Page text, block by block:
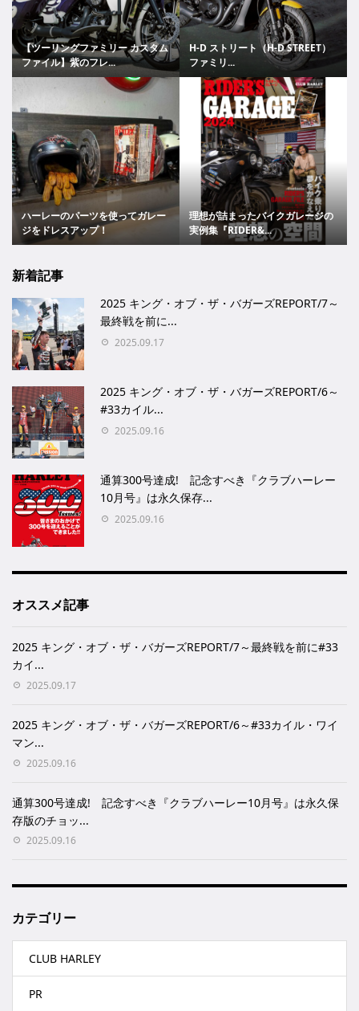
【ツーリングファミリー カスタム
ファイル】紫のフレ...
H-D ストリート（H-D STREET）
ファミリ...
ハーレーのパーツを使ってガレー
ジをドレスアップ！
理想が詰まったバイクガレージの
実例集『RIDER&...
新着記事
2025 キング・オブ・ザ・バガーズREPORT/7～
最終戦を前に...
2025.09.17
2025 キング・オブ・ザ・バガーズREPORT/6～
#33カイル...
2025.09.16
通算300号達成! 記念すべき『クラブハーレー
10月号』は永久保存...
2025.09.16
オススメ記事
2025 キング・オブ・ザ・バガーズREPORT/7～最終戦を前に#33
カイ...
2025.09.17
2025 キング・オブ・ザ・バガーズREPORT/6～#33カイル・ワイ
マン...
2025.09.16
通算300号達成! 記念すべき『クラブハーレー10月号』は永久保
存版のチョッ...
2025.09.16
カテゴリー
CLUB HARLEY
PR